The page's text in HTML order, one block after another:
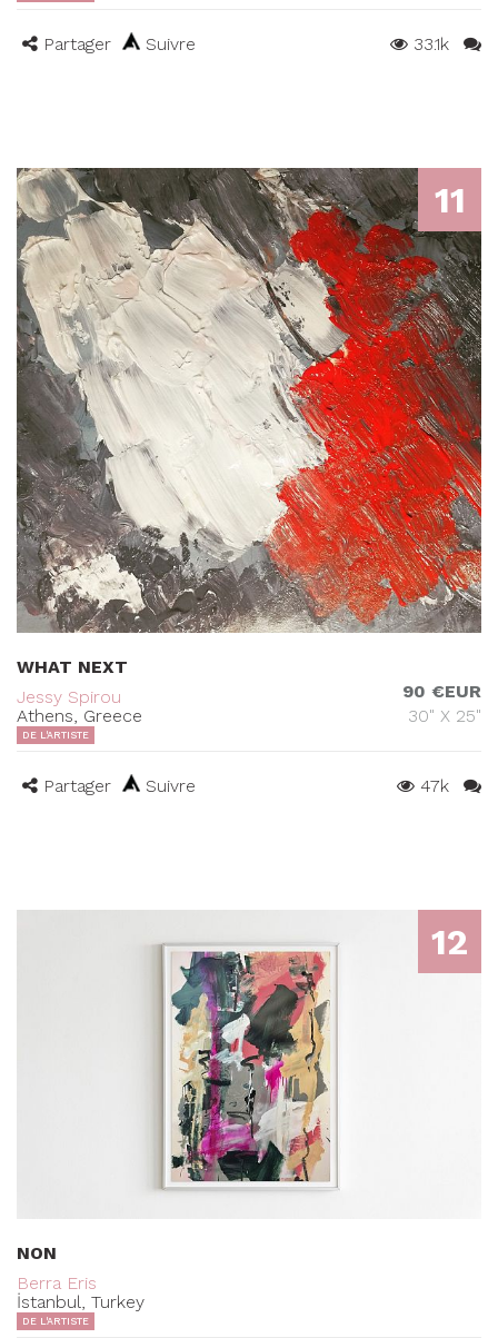
Partager Suivre 33.1k
11
WHAT NEXT
Jessy Spirou
Athens, Greece
90 €EUR
30" X 25"
DE L'ARTISTE
Partager Suivre 47k
12
NON
Berra Eris
İstanbul, Turkey
DE L'ARTISTE